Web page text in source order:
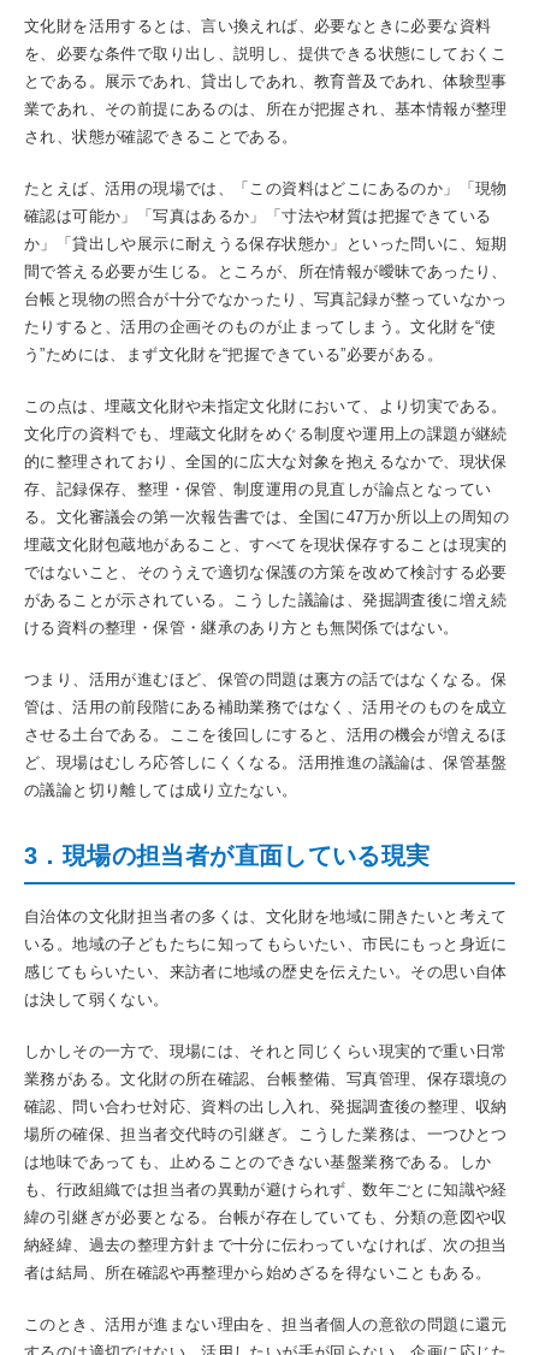
文化財を活用するとは、言い換えれば、必要なときに必要な資料
を、必要な条件で取り出し、説明し、提供できる状態にしておくこ
とである。展示であれ、貸出しであれ、教育普及であれ、体験型事
業であれ、その前提にあるのは、所在が把握され、基本情報が整理
され、状態が確認できることである。
たとえば、活用の現場では、「この資料はどこにあるのか」「現物
確認は可能か」「写真はあるか」「寸法や材質は把握できている
か」「貸出しや展示に耐えうる保存状態か」といった問いに、短期
間で答える必要が生じる。ところが、所在情報が曖昧であったり、
台帳と現物の照合が十分でなかったり、写真記録が整っていなかっ
たりすると、活用の企画そのものが止まってしまう。文化財を“使
う”ためには、まず文化財を“把握できている”必要がある。
この点は、埋蔵文化財や未指定文化財において、より切実である。
文化庁の資料でも、埋蔵文化財をめぐる制度や運用上の課題が継続
的に整理されており、全国的に広大な対象を抱えるなかで、現状保
存、記録保存、整理・保管、制度運用の見直しが論点となってい
る。文化審議会の第一次報告書では、全国に47万か所以上の周知の
埋蔵文化財包蔵地があること、すべてを現状保存することは現実的
ではないこと、そのうえで適切な保護の方策を改めて検討する必要
があることが示されている。こうした議論は、発掘調査後に増え続
ける資料の整理・保管・継承のあり方とも無関係ではない。
つまり、活用が進むほど、保管の問題は裏方の話ではなくなる。保
管は、活用の前段階にある補助業務ではなく、活用そのものを成立
させる土台である。ここを後回しにすると、活用の機会が増えるほ
ど、現場はむしろ応答しにくくなる。活用推進の議論は、保管基盤
の議論と切り離しては成り立たない。
3．現場の担当者が直面している現実
自治体の文化財担当者の多くは、文化財を地域に開きたいと考えて
いる。地域の子どもたちに知ってもらいたい、市民にもっと身近に
感じてもらいたい、来訪者に地域の歴史を伝えたい。その思い自体
は決して弱くない。
しかしその一方で、現場には、それと同じくらい現実的で重い日常
業務がある。文化財の所在確認、台帳整備、写真管理、保存環境の
確認、問い合わせ対応、資料の出し入れ、発掘調査後の整理、収納
場所の確保、担当者交代時の引継ぎ。こうした業務は、一つひとつ
は地味であっても、止めることのできない基盤業務である。しか
も、行政組織では担当者の異動が避けられず、数年ごとに知識や経
緯の引継ぎが必要となる。台帳が存在していても、分類の意図や収
納経緯、過去の整理方針まで十分に伝わっていなければ、次の担当
者は結局、所在確認や再整理から始めざるを得ないこともある。
このとき、活用が進まない理由を、担当者個人の意欲の問題に還元